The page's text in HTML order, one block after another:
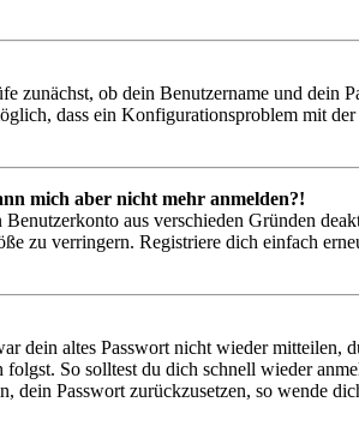
zunächst, ob dein Benutzername und dein
dass ein Konfigurationsproblem mit
mich aber nicht mehr anmelden?!
aus verschieden Gründen
zu verringern. Registriere dich einfach
dein altes Passwort nicht wieder mitteilen,
So solltest du dich schnell wieder
dein Passwort zurückzusetzen, so wende